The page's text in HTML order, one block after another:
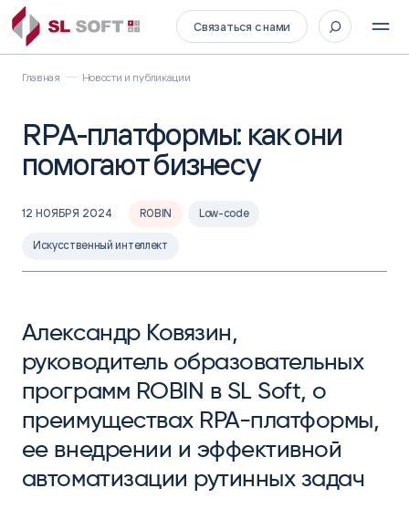
Связаться с нами
Главная Новости и публикации
RPA-платформы: как они
помогают бизнесу
12 НОЯБРЯ 2024 ROBIN Low-code
Искусственный интеллект
Александр Ковязин,
руководитель образовательных
программ ROBIN в SL Soft, о
преимуществах RPA-платформы,
ее внедрении и эффективной
автоматизации рутинных задач